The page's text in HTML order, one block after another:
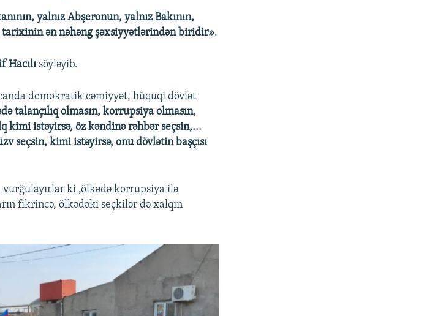
yalnız Abşeronun, yalnız Bakının,
tarixinin ən nəhəng şəxsiyyətlərindən biridir».
Hacılı söyləyib.
demokratik cəmiyyət, hüquqi dövlət
talançılıq olmasın, korrupsiya olmasın,
kimi istəyirsə, öz kəndinə rəhbər seçsin,...
seçsin, kimi istəyirsə, onu dövlətin başçısı
vurğulayırlar ki ,ölkədə korrupsiya ilə
fikrincə, ölkədəki seçkilər də xalqın